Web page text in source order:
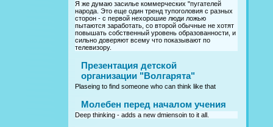
Я же думаю засилье коммерческих "пугателей
народа. Это еще один тренд тупоголовия с разных
сторон - с первой нехорошие люди ложью
пытаются заработать, со второй обычные не хотят
повышать собственный уровень образованности, и
сильно доверяют всему что показывают по
телевизору.
Презентация детской
организации "Волгарята"
Plaseing to find someone who can think like that
Молебен перед началом учения
Deep thinking - adds a new dmiensoin to it all.